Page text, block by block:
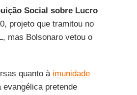
Social sobre Lucro
projeto que tramitou no
mas Bolsonaro vetou o
quanto à imunidade
evangélica pretende